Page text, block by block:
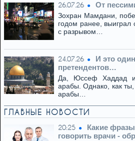
26.07.26 От
Зохран Мамдани,
годом ранее, выиграл
с разрывом…
24.07.26
И это
претендентов…
Да, Юссеф Хаддад
арабы. Однако, как
арабы…
ГЛАВНЫЕ НОВОСТИ
20:25
Какие
говорить врачи -